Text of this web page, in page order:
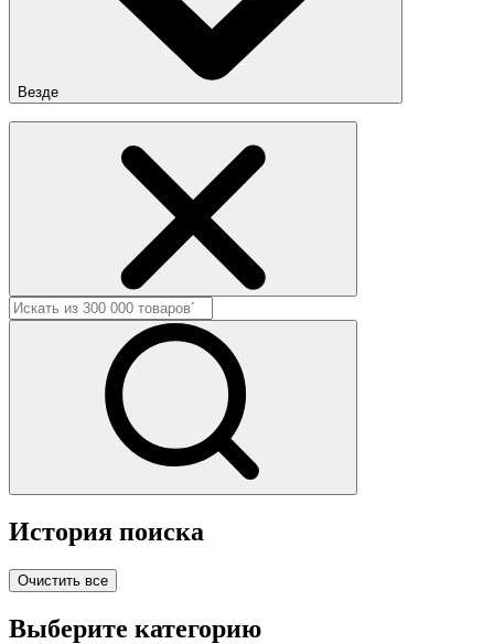
Везде
История поиска
Очистить все
Выберите категорию